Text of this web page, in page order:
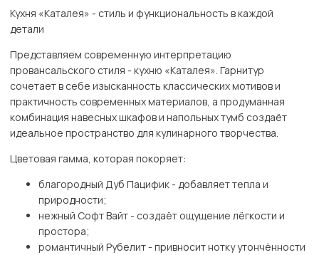
Кухня «Каталея» - стиль и функциональность в каждой
детали
Представляем современную интерпретацию
провансальского стиля - кухню «Каталея». Гарнитур
сочетает в себе изысканность классических мотивов и
практичность современных материалов, а продуманная
комбинация навесных шкафов и напольных тумб создаёт
идеальное пространство для кулинарного творчества.
Цветовая гамма, которая покоряет:
благородный Дуб Пацифик - добавляет тепла и
природности;
нежный Софт Вайт - создаёт ощущение лёгкости и
простора;
романтичный Рубелит - привносит нотку утончённости